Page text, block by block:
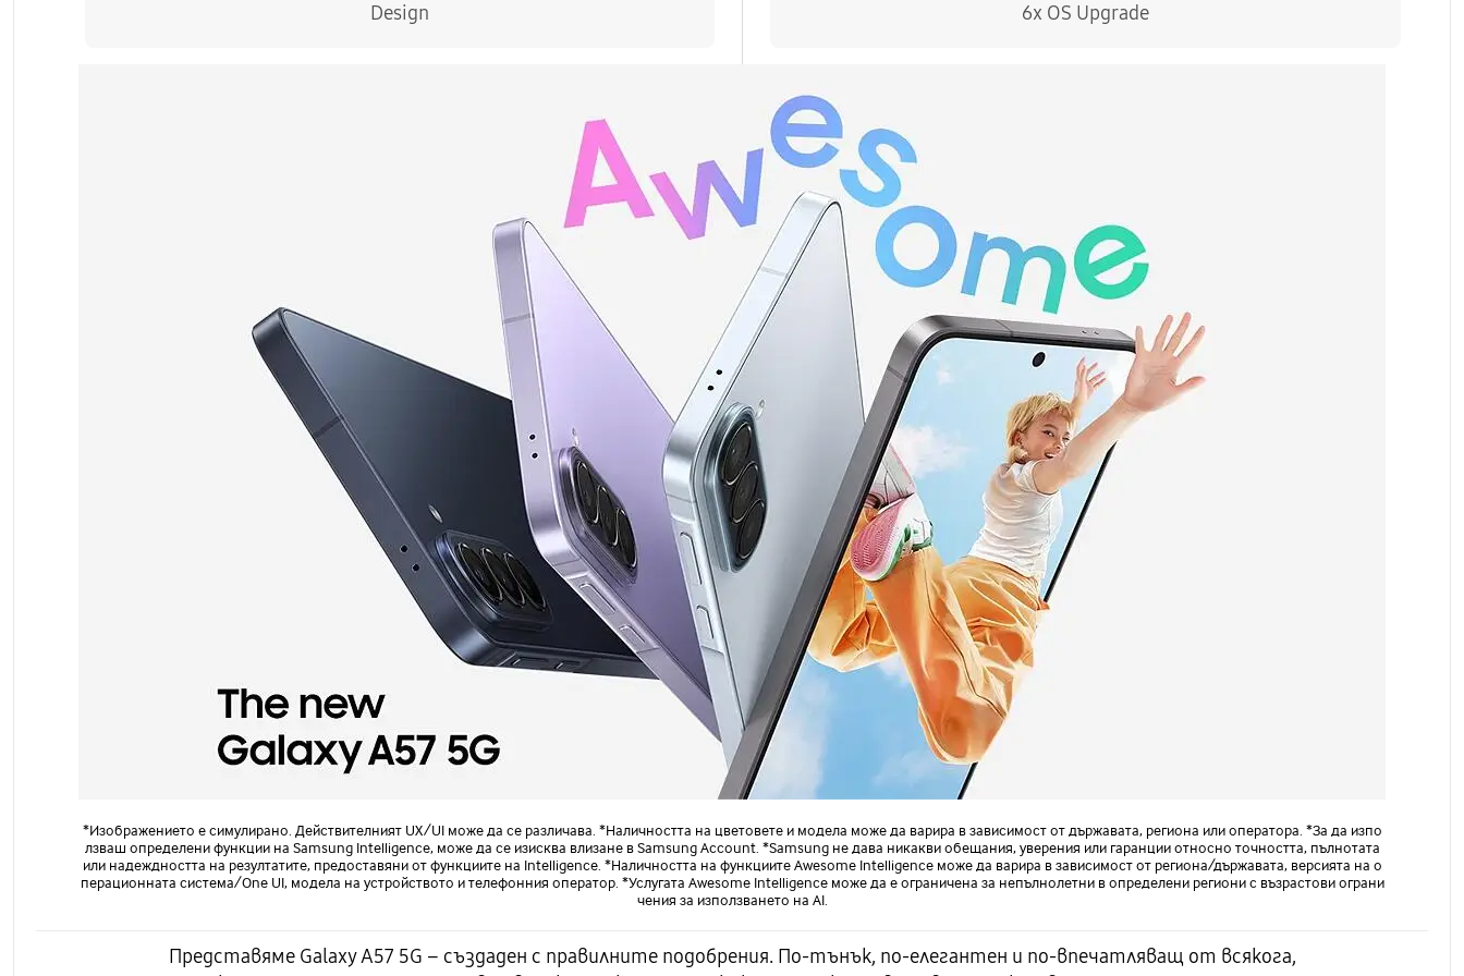
на лизинг нямат непогасени задължения към А1 България ЕАД (А1); и за които е налице положителна оценка на кредитоспособността,
При покупка на устройство с предплатен пакет се заплаща цената на устройството без тарифен план и стойността на предплатения пакет.
За повече информация: *88 и в магазините на А1 България или партньорската мрежа.
Design 6x OS Upgrade
*Изображението е симулирано. Действителният UX/UI може да се различава. *Наличността на цветовете и модела може да варира в зависимост от държавата, региона или оператора. *За да изпо
лзваш определени функции на Samsung Intelligence, може да се изисква влизане в Samsung Account. *Samsung не дава никакви обещания, уверения или гаранции относно точността, пълнотата
или надеждността на резултатите, предоставяни от функциите на Intelligence. *Наличността на функциите Awesome Intelligence може да варира в зависимост от региона/държавата, версията на о
перационната система/One UI, модела на устройството и телефонния оператор. *Услугата Awesome Intelligence може да е ограничена за непълнолетни в определени региони с възрастови ограни
чения за използването на AI.
Представяме Galaxy A57 5G – създаден с правилните подобрения. По-тънък, по-елегантен и по-впечатляващ от всякога,